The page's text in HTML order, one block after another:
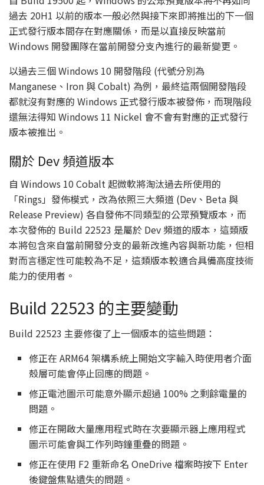
過去 20H1 以前的版本一般必然與接下來即將推出的下一個
正式發行版本間存在對應關係，而是以直接反映當前
Windows 開發團隊在當前開發分支內進行的最新變更。
以過去三個 Windows 10 開發階段 (代號分別為
Manganese、Iron 與 Cobalt) 為例，最終這兩個開發階段
都就沒有對應的 Windows 正式發行版本被發佈，而現階段
還無法得知 Windows 11 Nickel 會不會有對應的正式發行
版本被推出。
關於 Dev 頻道版本
自 Windows 10 Cobalt 起微軟將淘汰過去所使用的
「Rings」發佈模式，改為依照三大頻道 (Dev、Beta 與
Release Preview) 各自發佈不同類型的公眾預覽版本，而
本次發佈的 Build 22523 是屬於 Dev 頻道的版本，這類版
本將包含來自當前開發分支的最新改進內容與新功能，但相
對而言穩定性可能較為不足，這類版本較適合具備高度技術
能力的使用者。
Build 22523 的主要變動
Build 22523 主要修復了上一個版本的這些問題：
修正在 ARM64 架構系統上開始文字輸入時使用者介面
殼層可能會停止回應的問題。
修正電池圖示可能意外顯示超過 100% 之剩餘電量的
問題。
修正在開啟大量應用程式時在次要顯示器上應用程式
圖示可能會與工作列時鐘重疊的問題。
修正在使用 F2 重新命名 OneDrive 檔案時按下 Enter
後鍵盤焦點遺失的問題。